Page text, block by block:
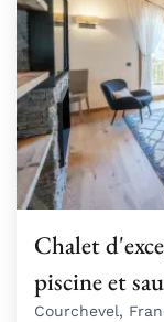
Chalet
piscine et
Courchevel,